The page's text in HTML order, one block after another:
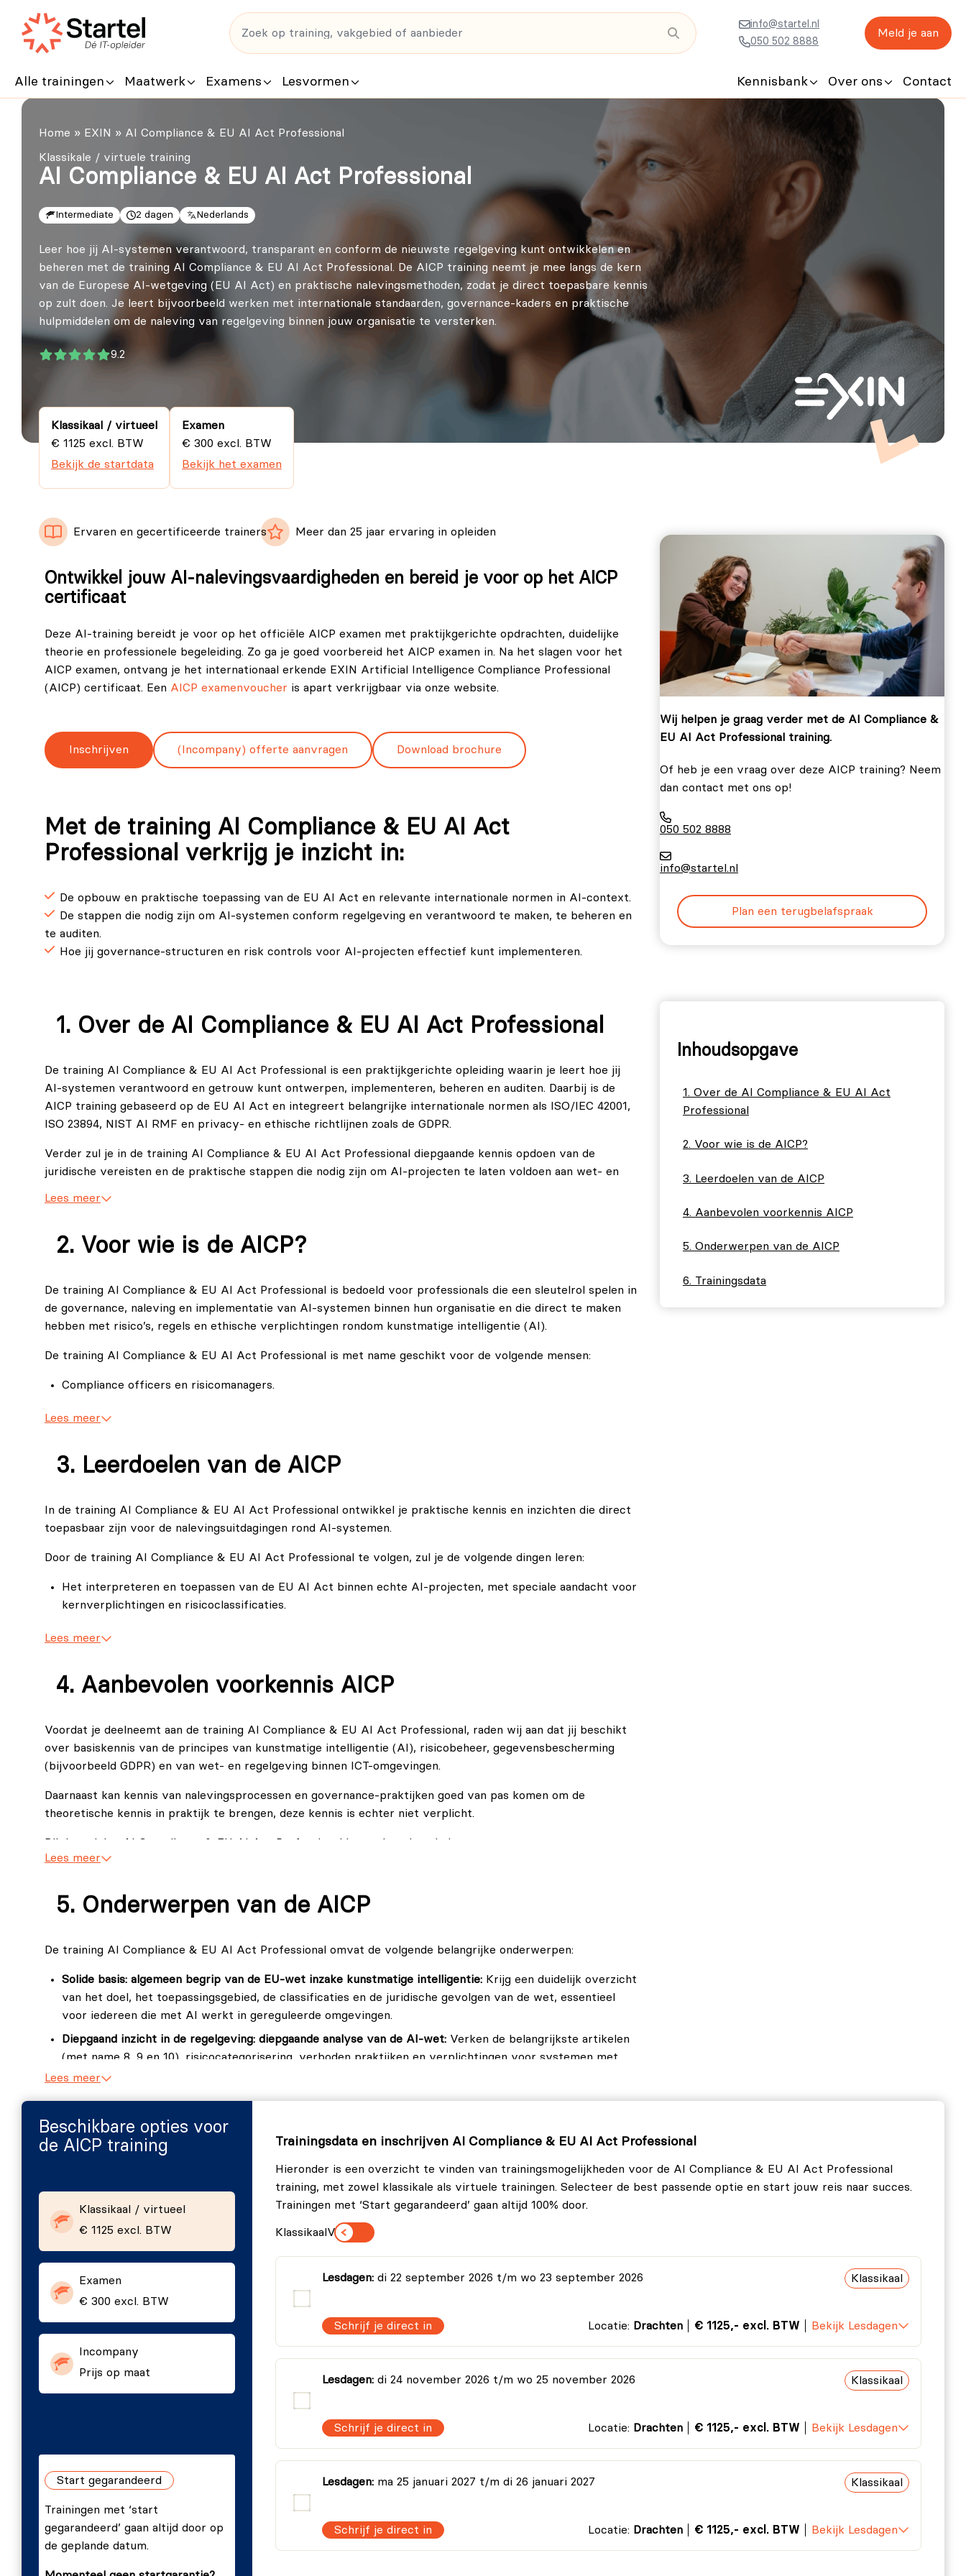
info@startel.nl
050 502 8888
Meld je aan
Alle trainingen Maatwerk Examens Lesvormen Kennisbank Over ons Contact
Home » EXIN » AI Compliance & EU AI Act Professional
Klassikale / virtuele training
AI Compliance & EU AI Act Professional
Intermediate 2 dagen Nederlands
Leer hoe jij AI-systemen verantwoord, transparant en conform de nieuwste regelgeving kunt ontwikkelen en
beheren met de training AI Compliance & EU AI Act Professional. De AICP training neemt je mee langs de kern
van de Europese AI-wetgeving (EU AI Act) en praktische nalevingsmethoden, zodat je direct toepasbare kennis
op zult doen. Je leert bijvoorbeeld werken met internationale standaarden, governance-kaders en praktische
hulpmiddelen om de naleving van regelgeving binnen jouw organisatie te versterken.
9.2
Klassikaal / virtueel
€ 1125 excl. BTW
Bekijk de startdata
Examen
€ 300 excl. BTW
Bekijk het examen
Ervaren en gecertificeerde trainers Meer dan 25 jaar ervaring in opleiden
Ontwikkel jouw AI-nalevingsvaardigheden en bereid je voor op het AICP
certificaat
Deze AI-training bereidt je voor op het officiële AICP examen met praktijkgerichte opdrachten, duidelijke
theorie en professionele begeleiding. Zo ga je goed voorbereid het AICP examen in. Na het slagen voor het
AICP examen, ontvang je het internationaal erkende EXIN Artificial Intelligence Compliance Professional
(AICP) certificaat. Een AICP examenvoucher is apart verkrijgbaar via onze website.
Inschrijven (Incompany) offerte aanvragen Download brochure
Met de training AI Compliance & EU AI Act
Professional verkrijg je inzicht in:
De opbouw en praktische toepassing van de EU AI Act en relevante internationale normen in AI-context.
De stappen die nodig zijn om AI-systemen conform regelgeving en verantwoord te maken, te beheren en
te auditen.
Hoe jij governance-structuren en risk controls voor AI-projecten effectief kunt implementeren.
Wij helpen je graag verder met de AI Compliance &
EU AI Act Professional training.
Of heb je een vraag over deze AICP training? Neem
dan contact met ons op!
050 502 8888
info@startel.nl
Plan een terugbelafspraak
Inhoudsopgave
Over de AI Compliance & EU AI Act
Professional
Voor wie is de AICP?
Leerdoelen van de AICP
Aanbevolen voorkennis AICP
Onderwerpen van de AICP
Trainingsdata
Over de AI Compliance & EU AI Act Professional
De training AI Compliance & EU AI Act Professional is een praktijkgerichte opleiding waarin je leert hoe jij
AI-systemen verantwoord en getrouw kunt ontwerpen, implementeren, beheren en auditen. Daarbij is de
AICP training gebaseerd op de EU AI Act en integreert belangrijke internationale normen als ISO/IEC 42001,
ISO 23894, NIST AI RMF en privacy- en ethische richtlijnen zoals de GDPR.
Verder zul je in de training AI Compliance & EU AI Act Professional diepgaande kennis opdoen van de
juridische vereisten en de praktische stappen die nodig zijn om AI-projecten te laten voldoen aan wet- en
Professional is voordelig voor professionals die een brug willen slaan tussen regelgeving, risicobeheer en de
Let op: Er is geen examenvoucher inbegrepen bij de training AI Compliance & EU AI Act Professional. Bij ons
kun je echter eenvoudig eenAICP examenvoucheraanschaffen.
The AI Act Handbook: Compliant Usage of Artificial Intelligence in the Private and Public Sectors van
Natascha Windholz (2025).
EXIN AICP Exam Literature, 2025.
Lees meer
Voor wie is de AICP?
De training AI Compliance & EU AI Act Professional is bedoeld voor professionals die een sleutelrol spelen in
de governance, naleving en implementatie van AI-systemen binnen hun organisatie en die direct te maken
hebben met risico’s, regels en ethische verplichtingen rondom kunstmatige intelligentie (AI).
De training AI Compliance & EU AI Act Professional is met name geschikt voor de volgende mensen:
Compliance officers en risicomanagers.
ICT-managers en kwaliteitsmanagers.
Consultants en auditors die AI-projecten begeleiden.
Productmanagers en leidinggevenden die AI-initiatieven aansturen.
Iedereen die verantwoordelijk is voor de implementatie van AI-governance in publieke en private
Lees meer
Leerdoelen van de AICP
In de training AI Compliance & EU AI Act Professional ontwikkel je praktische kennis en inzichten die direct
toepasbaar zijn voor de nalevingsuitdagingen rond AI-systemen.
Door de training AI Compliance & EU AI Act Professional te volgen, zul je de volgende dingen leren:
Het interpreteren en toepassen van de EU AI Act binnen echte AI-projecten, met speciale aandacht voor
kernverplichtingen en risicoclassificaties.
Framework en privacy- en ethische richtlijnen binnen nalevingsprocessen.
nalevingsdocumentatie gedurende de volledige levenscyclus van AI-systemen.
monitoren en te verbeteren binnen jouw organisatie.
Lees meer
Aanbevolen voorkennis AICP
Voordat je deelneemt aan de training AI Compliance & EU AI Act Professional, raden wij aan dat jij beschikt
over basiskennis van de principes van kunstmatige intelligentie (AI), risicobeheer, gegevensbescherming
(bijvoorbeeld GDPR) en van wet- en regelgeving binnen ICT-omgevingen.
Daarnaast kan kennis van nalevingsprocessen en governance-praktijken goed van pas komen om de
theoretische kennis in praktijk te brengen, deze kennis is echter niet verplicht.
Bij de training AI Compliance & EU AI Act Professional hoort de volgende lectuur:
EXIN AICP Exam Literature, 2025.
Lees meer
Onderwerpen van de AICP
De training AI Compliance & EU AI Act Professional omvat de volgende belangrijke onderwerpen:
Solide basis: algemeen begrip van de EU-wet inzake kunstmatige intelligentie: Krijg een duidelijk overzicht
van het doel, het toepassingsgebied, de classificaties en de juridische gevolgen van de wet, essentieel
voor iedereen die met AI werkt in gereguleerde omgevingen.
Diepgaand inzicht in de regelgeving: diepgaande analyse van de AI-wet: Verken de belangrijkste artikelen
(met name 8, 9 en 10), risicocategorisering, verboden praktijken en verplichtingen voor systemen met
een hoog risico – met praktijkvoorbeelden en casestudy’s.
Betrouwbare AI bouwen:Leer hoe jij privacy, gegevensbescherming, transparantie en traceerbaarheid
kunt integreren in het ontwerp en beheer van AI-systemen, evenals hoe jij principes in praktijk kunt
brengen.
Ethische AI in de praktijk:
zijn voor de ontwikkeling van AI, met de nadruk op eerlijkheid, verantwoordelijkheid en maatschappelijke
impact.
Praktische toepassing: hoe te voldoen aan de AI-wet:
implementatiestrategieën voor compliance in zowel publieke als private organisaties, met tools die jij
direct kunt gebruiken.
Kaders voor echte naleving:
Beheers de toepassing van ISO/IEC 42001, ISO 23894, NIST AI RMF, GDPR en
EU AI Ethics-richtlijnen, geïntegreerd in een op de levenscyclus gebaseerde benadering van
Deze onderwerpen van de AICP training zorgen voor uitgebreide kennis van juridische, ethische en
praktische naleving in AI.
Lees meer
Beschikbare opties voor
de AICP training
Klassikaal / virtueel
€ 1125 excl. BTW
Examen
€ 300 excl. BTW
Incompany
Prijs op maat
Start gegarandeerd
Trainingen met ‘start
gegarandeerd’ gaan altijd door op
de geplande datum.
Trainingsdata en inschrijven AI Compliance & EU AI Act Professional
Hieronder is een overzicht te vinden van trainingsmogelijkheden voor de AI Compliance & EU AI Act Professional
training, met zowel klassikale als virtuele trainingen. Selecteer de best passende optie en start jouw reis naar succes.
Trainingen met ‘Start gegarandeerd’ gaan altijd 100% door.
Klassikaal Virtueel
Lesdagen: di 22 september 2026 t/m wo 23 september 2026 Klassikaal
Schrijf je direct in Locatie: Drachten € 1125,- excl. BTW Bekijk Lesdagen
Lesdagen: di 24 november 2026 t/m wo 25 november 2026 Klassikaal
Schrijf je direct in Locatie: Drachten € 1125,- excl. BTW Bekijk Lesdagen
Lesdagen: ma 25 januari 2027 t/m di 26 januari 2027 Klassikaal
Schrijf je direct in Locatie: Drachten € 1125,- excl. BTW Bekijk Lesdagen